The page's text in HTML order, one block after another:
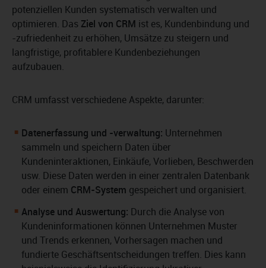
potenziellen Kunden systematisch verwalten und
optimieren. Das Ziel von CRM ist es, Kundenbindung und
-zufriedenheit zu erhöhen, Umsätze zu steigern und
langfristige, profitablere Kundenbeziehungen
aufzubauen.
CRM umfasst verschiedene Aspekte, darunter:
Datenerfassung und -verwaltung: Unternehmen
sammeln und speichern Daten über
Kundeninteraktionen, Einkäufe, Vorlieben, Beschwerden
usw. Diese Daten werden in einer zentralen Datenbank
oder einem CRM-System gespeichert und organisiert.
Analyse und Auswertung: Durch die Analyse von
Kundeninformationen können Unternehmen Muster
und Trends erkennen, Vorhersagen machen und
fundierte Geschäftsentscheidungen treffen. Dies kann